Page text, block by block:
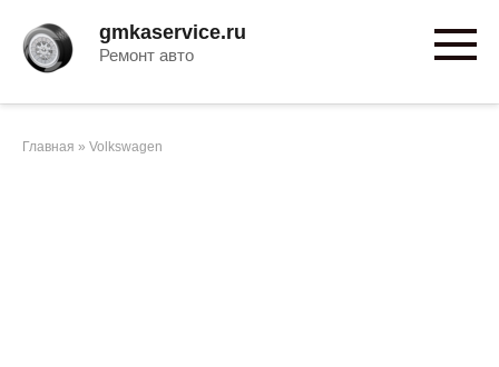
контенту
gmkaservice.ru
Ремонт авто
Главная » Volkswagen